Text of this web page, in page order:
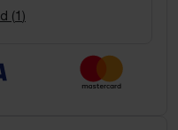
(1 )